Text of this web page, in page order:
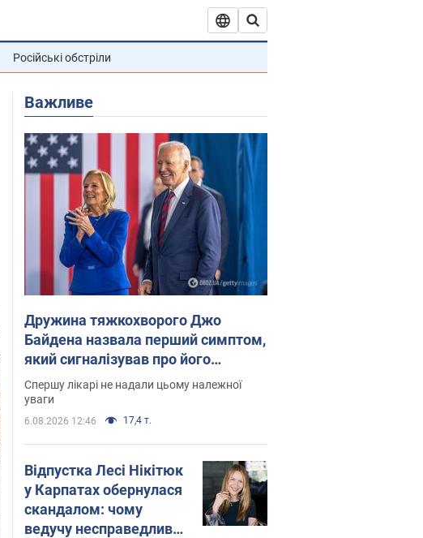
Російські обстріли
Важливе
Дружина тяжкохворого Джо
Байдена назвала перший симптом,
який сигналізував про його
"агресивний" рак
Спершу лікарі не надали цьому належної
уваги
6.08.2026 12:46 17,4 т.
Відпустка Лесі Нікітюк
у Карпатах обернулася
скандалом: чому
ведучу несправедливо